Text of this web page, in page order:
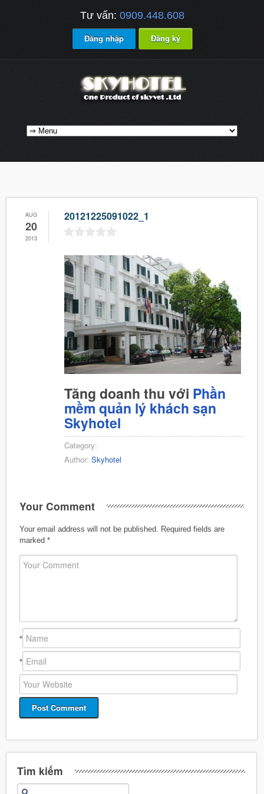
Tư vấn: 0909.448.608
Đăng nhập Đăng ký
AUG
20
2013
20121225091022_1
Tăng doanh thu với Phần
mềm quản lý khách sạn
Skyhotel
Category:
Author: Skyhotel
Your Comment
Your email address will not be published.
Required fields are
marked *
*
*
Tìm kiếm